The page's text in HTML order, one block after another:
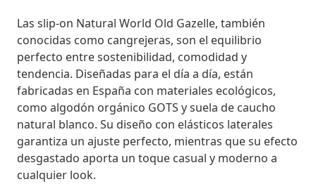
Las slip-on Natural World Old Gazelle, también
conocidas como cangrejeras, son el equilibrio
perfecto entre sostenibilidad, comodidad y
tendencia. Diseñadas para el día a día, están
fabricadas en España con materiales ecológicos,
como algodón orgánico GOTS y suela de caucho
natural blanco. Su diseño con elásticos laterales
garantiza un ajuste perfecto, mientras que su efecto
desgastado aporta un toque casual y moderno a
cualquier look.